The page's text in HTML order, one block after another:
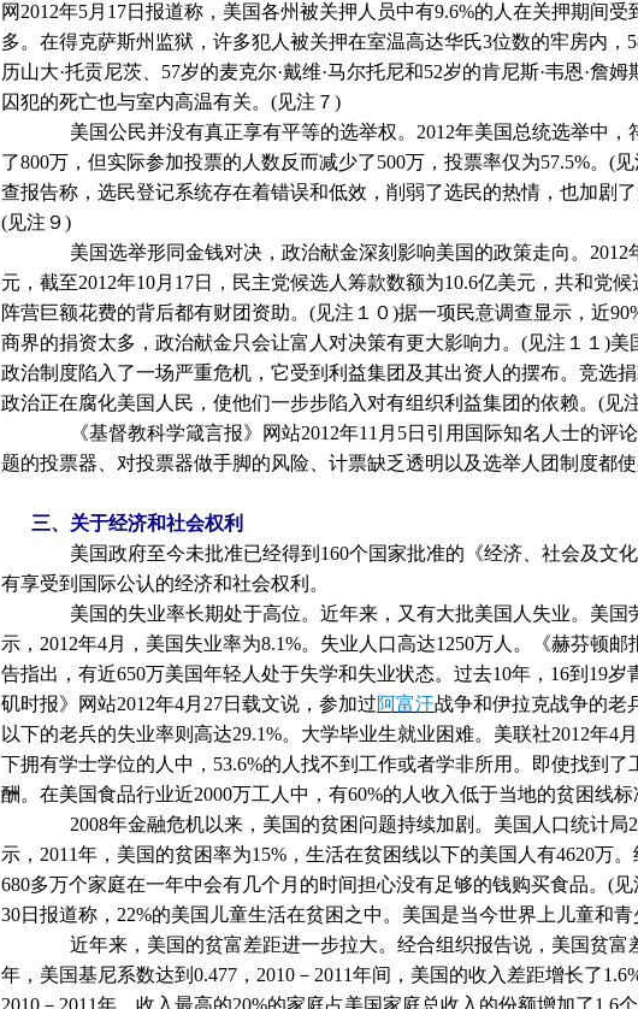
网 2012年5月 17日报道称，美国各州被关押人员中有9.6%的人在关押期间受
多。在得克萨斯州监狱，许多犯人被关押在室温高达华氏3位数的牢房内，
历山大·托贡尼茨、 57岁的麦克尔·戴维·马尔托尼和52岁的肯尼斯·韦恩·詹姆
囚犯的死亡也与室内高温有关。 (见注７ )
美国公民并没有真正享有平等的选举权。 2012年美国总统选举中，
了800万，但实际参加投票的人数反而减少了500万，投票率仅为57.5%。 (
查报告称，选民登记系统存在着错误和低效，削弱了选民的热情，也加剧
(见注９ )
美国选举形同金钱对决，政治献金深刻影响美国的政策走向。 2012
元，截至2012年10月 17日，民主党候选人筹款数额为10.6亿美元，共和党候
阵营巨额花费的背后都有财团资助。 (见注１０)据一项民意调查显示，近
商界的捐资太多，政治献金只会让富人对决策有更大影响力。 (见注１１ )美
政治制度陷入了一场严重危机，它受到利益集团及其出资人的摆布。竞选
政治正在腐化美国人民，使他们一步步陷入对有组织利益集团的依赖。 (见
《基督教科学箴言报》网站2012年11 月 5日引用国际知名人士的评
题的投票器、对投票器做手脚的风险、计票缺乏透明以及选举人团制度都
三、关于经济和社会权利
美国政府至今未批准已经得到 160个国家批准的《经济、社会及文
有享受到国际公认的经济和社会权利。
美国的失业率长期处于高位。近年来，又有大批美国人失业。美国
示， 2012年4月，美国失业率为8.1%。失业人口高达1250万人。《赫芬顿邮
告指出，有近650万美国年轻人处于失学和失业状态。过去10年， 16到 19岁
矶时报》网站2012年4月 27日载文说，参加过阿富汗战争和伊拉克战争的老
以下的老兵的失业率则高达29.1%。大学毕业生就业困难。美联社2012年4月
下拥有学士学位的人中， 53.6%的人找不到工作或者学非所用。即使找到了
酬。在美国食品行业近2000万工人中，有60%的人收入低于当地的贫困线标
2008年金融危机以来，美国的贫困问题持续加剧。美国人口统计局
示， 2011年，美国的贫困率为15% ，生活在贫困线以下的美国人有4620万。
680多万个家庭在一年中会有几个月的时间担心没有足够的钱购买食品。 (
30日报道称， 22%的美国儿童生活在贫困之中。美国是当今世界上儿童和青
近年来，美国的贫富差距进一步拉大。经合组织报告说，美国贫富
年，美国基尼系数达到 0.477 ， 2010 － 2011年间，美国的收入差距增长了
2010 － 2011年，收入最高的20%的家庭占美国家庭总收入的份额增加了1.6